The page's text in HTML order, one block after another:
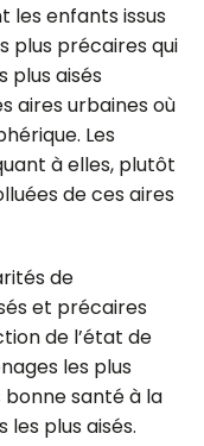
les enfants issus
plus précaires qui
plus aisés
aires urbaines où
Les
à elles, plutôt
de ces aires
de
et précaires
de l’état de
les plus
santé à la
les plus aisés.